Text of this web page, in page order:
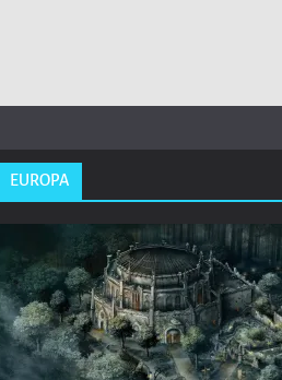
EUROPA